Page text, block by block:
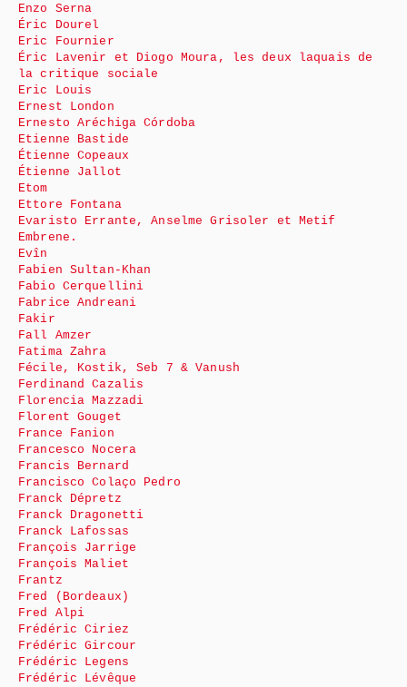
Enzo Serna
Éric Dourel
Eric Fournier
Éric Lavenir et Diogo Moura, les deux laquais de
la critique sociale
Eric Louis
Ernest London
Ernesto Aréchiga Córdoba
Etienne Bastide
Étienne Copeaux
Étienne Jallot
Etom
Ettore Fontana
Evaristo Errante, Anselme Grisoler et Metif
Embrene.
Evîn
Fabien Sultan-Khan
Fabio Cerquellini
Fabrice Andreani
Fakir
Fall Amzer
Fatima Zahra
Fécile, Kostik, Seb 7 & Vanush
Ferdinand Cazalis
Florencia Mazzadi
Florent Gouget
France Fanion
Francesco Nocera
Francis Bernard
Francisco Colaço Pedro
Franck Dépretz
Franck Dragonetti
Franck Lafossas
François Jarrige
François Maliet
Frantz
Fred (Bordeaux)
Fred Alpi
Frédéric Ciriez
Frédéric Gircour
Frédéric Legens
Frédéric Lévêque